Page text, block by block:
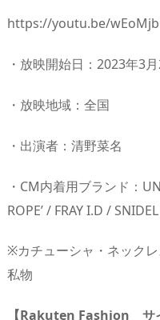
https://youtu.be/
・放映開始日：2023年3
・放映地域：全国
・出演者：清野菜名
・CM内着用ブランド：
ROPE’ / FRAY I.D / SNIDEL
※カチューシャ・ネック
私物
【Rakuten Fashion サ